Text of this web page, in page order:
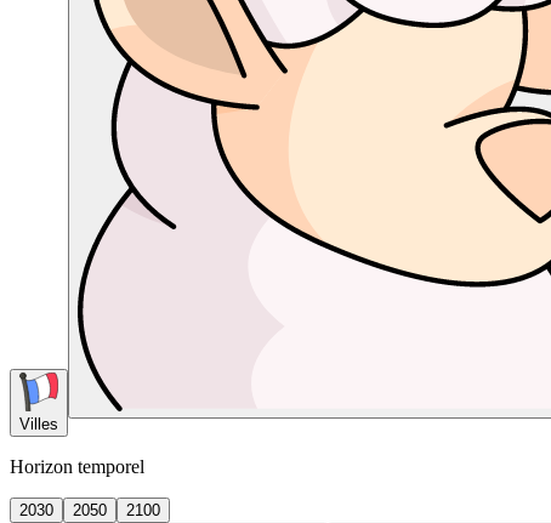
Villes
Horizon temporel
2030 2050
2100